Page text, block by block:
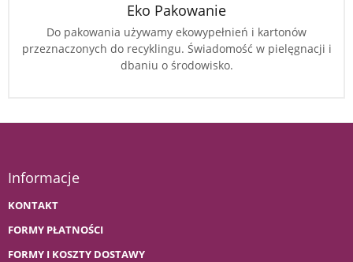
Eko Pakowanie
Do pakowania używamy ekowypełnień i kartonów
przeznaczonych do recyklingu. Świadomość w pielęgnacji i
dbaniu o środowisko.
Informacje
KONTAKT
FORMY PŁATNOŚCI
FORMY I KOSZTY DOSTAWY